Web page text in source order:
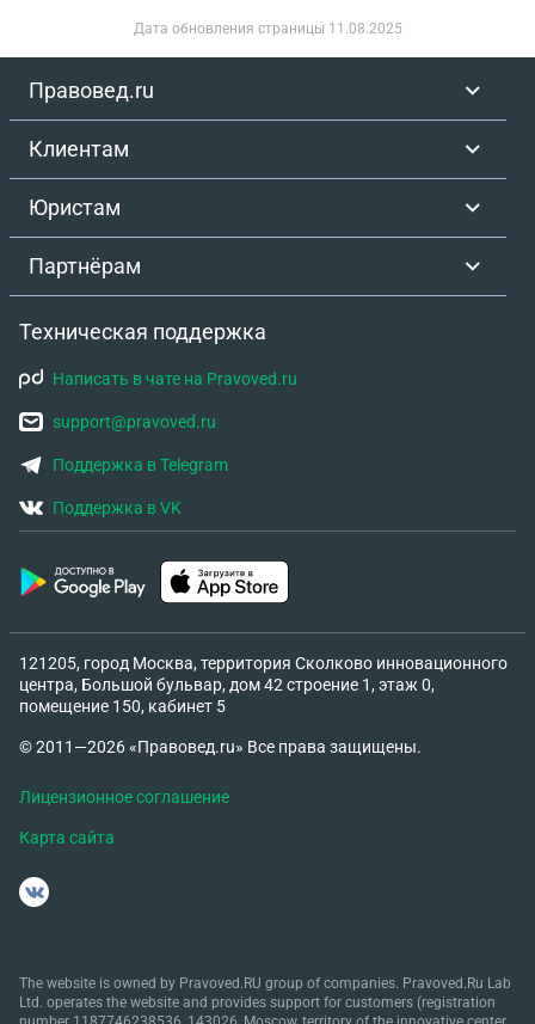
Дата обновления страницы 11.08.2025
Правовед.ru
Клиентам
Юристам
Партнёрам
Техническая поддержка
Написать в чате на Pravoved.ru
support@pravoved.ru
Поддержка в Telegram
Поддержка в VK
121205, город Москва, территория Сколково инновационного
центра, Большой бульвар, дом 42 строение 1, этаж 0,
помещение 150, кабинет 5
© 2011—2026 «Правовед.ru» Все права защищены.
Лицензионное соглашение
Карта сайта
The website is owned by Pravoved.RU group of companies. Pravoved.Ru Lab
Ltd. operates the website and provides support for customers (registration